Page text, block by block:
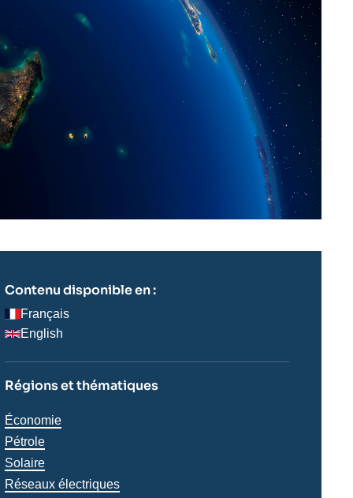
Contenu disponible en :
Français
English
Régions et thématiques
Thématiques
analyses
Économie
Pétrole
Solaire
Réseaux électriques